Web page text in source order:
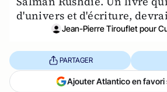
d'univers et d'écriture,
Jean-Pierre Tirouflet pour
PARTAGER
Ajouter Atlantico en favori